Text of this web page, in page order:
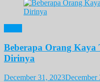
Beberapa Orang Kaya
Dirinya
December 31, 2023December